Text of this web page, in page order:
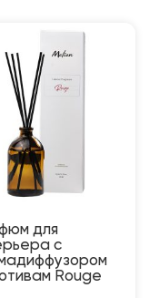
для
с
Rouge